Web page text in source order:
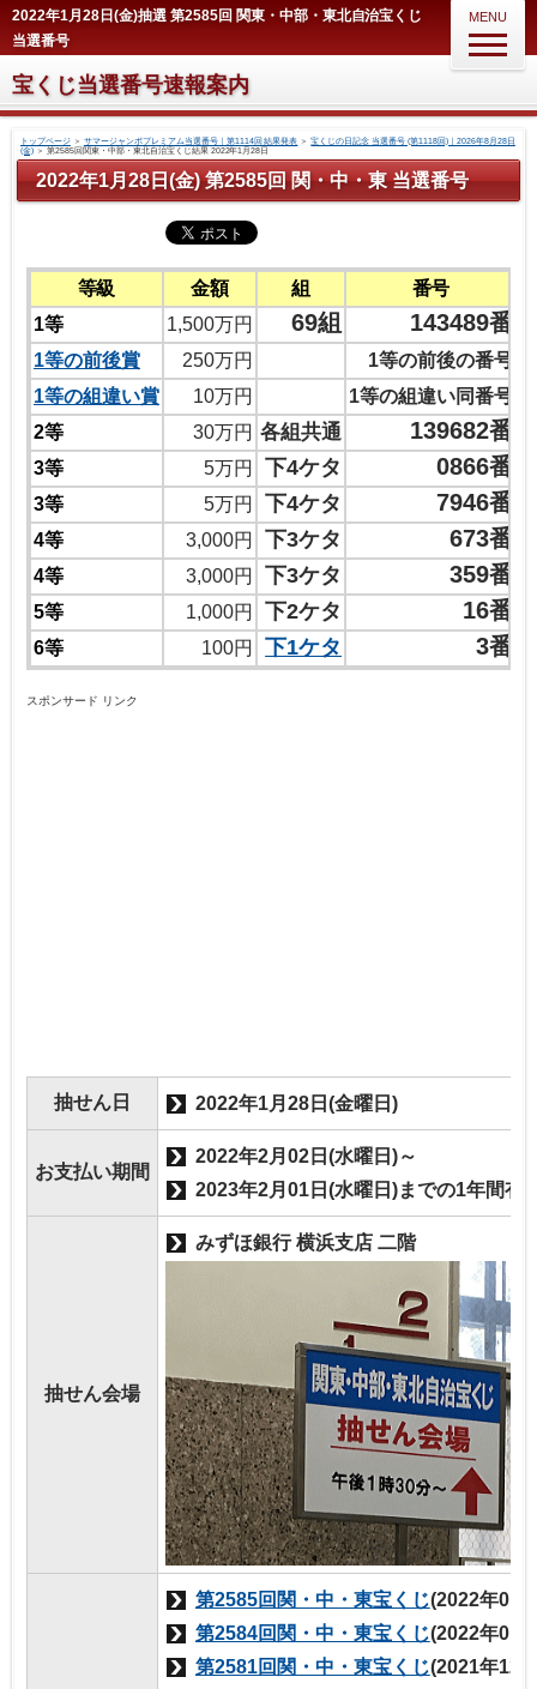
2022年1月28日(金)抽選 第2585回 関東・中部・東北自治宝くじ
当選番号
宝くじ当選番号速報案内
MENU
トップページ＞ サマージャンボプレミアム当選番号｜第1114回 結果発表 ＞宝くじの日記念 当選番号 (第1118回)｜2026年8月28日
(金)＞ 第2585回関東・中部・東北自治宝くじ結果 2022年1月28日
2022年1月28日(金) 第2585回 関・中・東 当選番号
等級 金額 組
番号
1等
1,500万円 69組 143489番
1等の前後賞 250万円
1等の前後の番号
1等の組違い賞
10万円
1等の組違い同番号
2等
30万円 各組共通 139682番
3等 5万円 下4ケタ 0866番
3等 5万円 下4ケタ 7946番
4等 3,000円 下3ケタ 673番
4等 3,000円 下3ケタ 359番
5等 1,000円 下2ケタ 16番
6等 100円 下1ケタ 3番
スポンサード リンク
抽せん日 2022年1月28日(金曜日)
お支払い期間
2022年2月02日(水曜日)～
2023年2月01日(水曜日)までの1年間有
抽せん会場
みずほ銀行 横浜支店 二階
第2585回関・中・東宝くじ(2022年01
第2584回関・中・東宝くじ(2022年01
第2581回関・中・東宝くじ(2021年12